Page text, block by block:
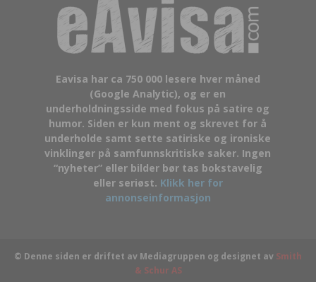
Eavisa har ca 750 000 lesere hver måned
(Google Analytic), og er en
underholdningsside med fokus på satire og
humor. Siden er kun ment og skrevet for å
underholde samt sette satiriske og ironiske
vinklinger på samfunnskritiske saker. Ingen
“nyheter” eller bilder bør tas bokstavelig
eller seriøst. Klikk her for
annonseinformasjon
© Denne siden er driftet av Mediagruppen og designet av Smith
& Schur AS